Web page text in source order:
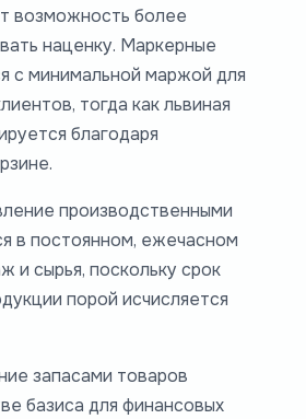
возможность более
наценку. Маркерные
с минимальной маржой для
тогда как львиная
благодаря
производственными
в постоянном, ежечасном
и сырья, поскольку срок
порой исчисляется
запасами товаров
базиса для финансовых